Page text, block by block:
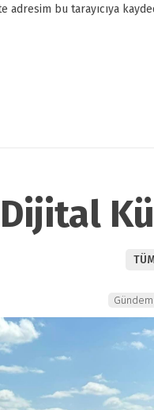
adresim bu tarayıcıya
Gündem